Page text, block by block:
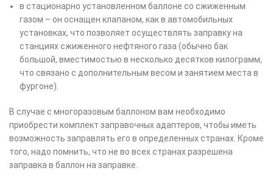
в стационарно установленном баллоне со сжиженным
газом – он оснащен клапаном, как в автомобильных
установках, что позволяет осуществлять заправку на
станциях сжиженного нефтяного газа (обычно бак
большой, вместимостью в несколько десятков килограмм,
что связано с дополнительным весом и занятием места в
фургоне).
В случае с многоразовым баллоном вам необходимо
приобрести комплект заправочных адаптеров, чтобы иметь
возможность заправлять его в определенных странах. Кроме
того, надо помнить, что не во всех странах разрешена
заправка в баллон на заправке.